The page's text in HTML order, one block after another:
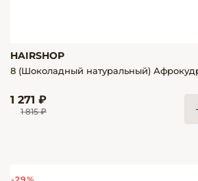
HAIRSHOP
8 (Шоколадный натуральный)
1 271 ₽
1 815 ₽